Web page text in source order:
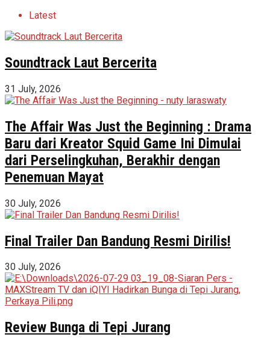
Latest
Soundtrack Laut Bercerita
31 July, 2026
The Affair Was Just the Beginning : Drama
Baru dari Kreator Squid Game Ini Dimulai
dari Perselingkuhan, Berakhir dengan
Penemuan Mayat
30 July, 2026
Final Trailer Dan Bandung Resmi Dirilis!
30 July, 2026
Review Bunga di Tepi Jurang